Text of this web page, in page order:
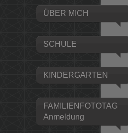
ÜBER MICH
SCHULE
KINDERGARTEN
FAMILIENFOTOTAG
Anmeldung